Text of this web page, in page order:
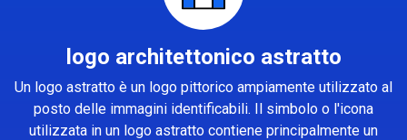
logo architettonico astratto
Un logo astratto è un logo pittorico ampiamente utilizzato al
posto delle immagini identificabili. Il simbolo o l'icona
utilizzata in un logo astratto contiene principalmente un